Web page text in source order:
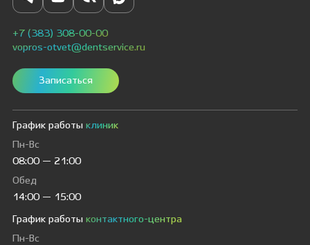
+7 (383) 308-00-00
vopros-otvet@dentservice.ru
Записаться
График работы клиник
Пн-Вс
08:00 — 21:00
Обед
14:00 — 15:00
График работы контактного-центра
Пн-Вс